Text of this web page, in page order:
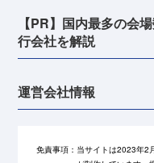
【PR】国内最多の会
行会社を解説
運営会社情報
免責事項： 当サイトは2023年2